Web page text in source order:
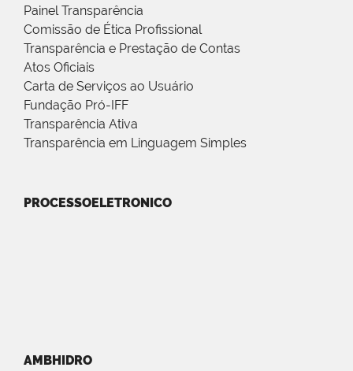
Painel Transparência
Comissão de Ética Profissional
Transparência e Prestação de Contas
Atos Oficiais
Carta de Serviços ao Usuário
Fundação Pró-IFF
Transparência Ativa
Transparência em Linguagem Simples
PROCESSOELETRONICO
AMBHIDRO